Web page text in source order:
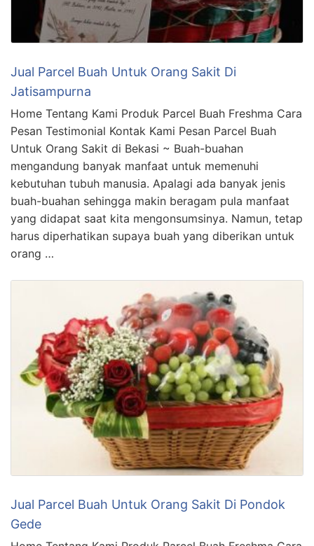
Jual Parcel Buah Untuk Orang Sakit Di
Jatisampurna
Home Tentang Kami Produk Parcel Buah Freshma Cara
Pesan Testimonial Kontak Kami Pesan Parcel Buah
Untuk Orang Sakit di Bekasi ~ Buah-buahan
mengandung banyak manfaat untuk memenuhi
kebutuhan tubuh manusia. Apalagi ada banyak jenis
buah-buahan sehingga makin beragam pula manfaat
yang didapat saat kita mengonsumsinya. Namun, tetap
harus diperhatikan supaya buah yang diberikan untuk
orang …
Jual Parcel Buah Untuk Orang Sakit Di Pondok
Gede